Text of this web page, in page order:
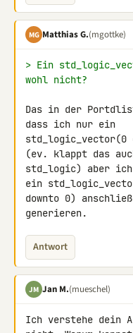
MG Matthias G.(mgottke)
> Ein
wohl nicht?
Das in der
dass ich nur ein
std_logic_vector(0
(ev. klappt das
std_logic) aber
ein
downto 0)
generieren.
Antwort
JM Jan M.(mueschel)
Ich verstehe dein